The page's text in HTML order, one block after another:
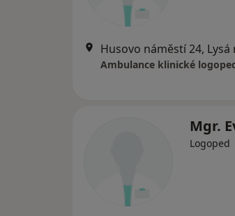
Husovo náměstí 24, Lysá
Ambulance klinické
Mgr.
Logoped